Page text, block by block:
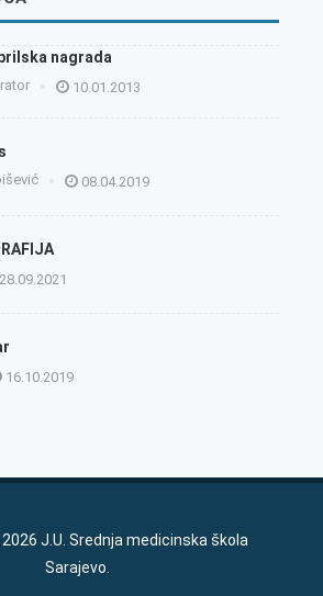
nagrada
10.01.2013
08.04.2019
28.09.2021
16.10.2019
J.U. Srednja medicinska škola
Sarajevo.